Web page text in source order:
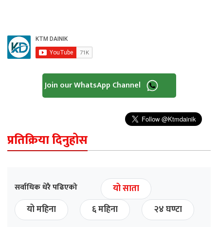
Join our WhatsApp Channel
प्रतिक्रिया दिनुहोस
सर्वाधिक धेरै पढिएको
यो साता
यो महिना
६ महिना २४ घण्टा